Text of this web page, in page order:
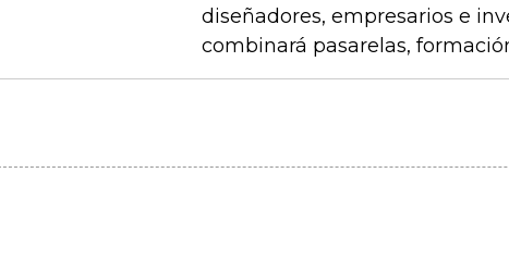
diseñadores, empresarios e
combinará pasarelas,